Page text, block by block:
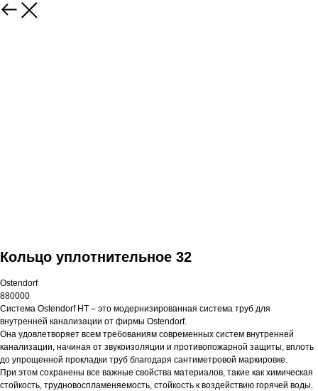
Кольцо уплотнительное 32
Ostendorf
880000
Система Ostendorf HT – это модернизированная система труб для
внутренней канализации от фирмы Ostendorf.
Она удовлетворяет всем требованиям современных систем внутренней
канализации, начиная от звукоизоляции и противопожарной защиты, вплоть
до упрощенной прокладки труб благодаря сантиметровой маркировке.
При этом сохранены все важные свойства материалов, такие как химическая
стойкость, трудновоспламеняемость, стойкость к воздействию горячей воды.